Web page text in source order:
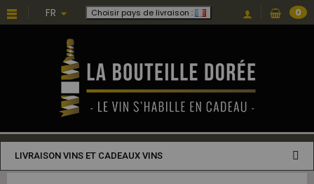
FR Choisir pays de livraison : 0
LIVRAISON VINS ET CADEAUX VINS